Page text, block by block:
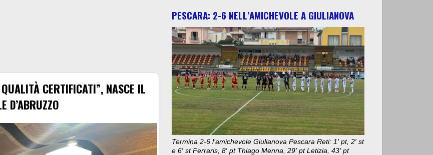
CERTIFICATI”, NASCE IL
D’ABRUZZO
PESCARA: 2-6 NELL’AMICHEVOLE A GIULIANOVA
Termina 2-6 l’amichevole Giulianova Pescara Reti: 1′ pt, 2′ st
e 6′ st Ferraris, 8′ pt Thiago Menna, 29′ pt Letizia, 43′ pt